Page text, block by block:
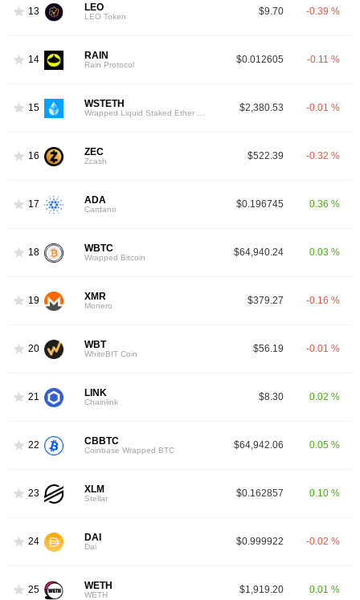
13 LEO
LEO Token $9.70 -0.39 %
14 RAIN
Rain Protocol $0.012605 -0.11 %
15 WSTETH $2,380.53 -0.01 %
16 ZEC
Zcash $522.39 -0.32 %
17 ADA
Cardano $0.196745 0.36 %
18 WBTC
Wrapped Bitcoin $64,940.24 0.03 %
19 XMR
Monero $379.27 -0.16 %
20 WBT
WhiteBIT Coin $56.19 -0.01 %
21 LINK
Chainlink $8.30 0.02 %
22 CBBTC
Coinbase Wrapped BTC $64,942.06 0.05 %
23 XLM
Stellar $0.162857 0.10 %
24 DAI
Dai $0.999922 -0.02 %
25 WETH
WETH $1,919.20 0.01 %